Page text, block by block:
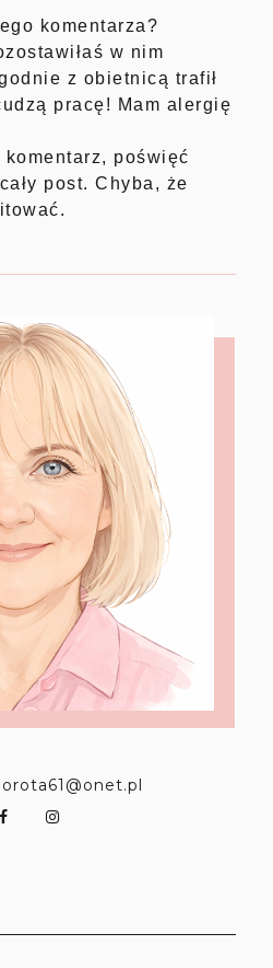
komentarza?
w nim
z obietnicą trafił
pracę! Mam alergię
poświęć
post. Chyba, że